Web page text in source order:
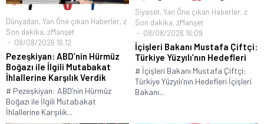
Dünyadan, Yan Öne çıkan Haberler, z
Son dakika, zManşet
08/08/2026 16:12
Pezeşkiyan: ABD’nin Hürmüz
Boğazı ile İlgili Mutabakat
İhlallerine Karşılık Verdik
# Pezeşkiyan: ABD’nin Hürmüz
Boğazı ile İlgili Mutabakat
İhlallerine Karşılık...
Siyaset, Yan Öne çıkan Haberler, z
Son dakika, zManşet
08/08/2026 16:09
İçişleri Bakanı Mustafa Çiftçi:
Türkiye Yüzyılı’nın Hedefleri
# İçişleri Bakanı Mustafa Çiftçi:
Türkiye Yüzyılı’nın Hedefleri İçişleri
Bakanı...